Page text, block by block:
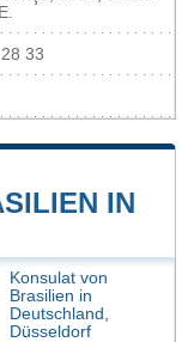
33
IN
Konsulat von
Brasilien in
Deutschland,
Düsseldorf